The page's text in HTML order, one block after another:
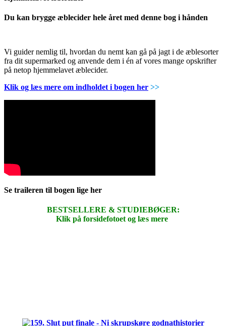
Du kan brygge æblecider hele året med denne bog i hånden
Vi guider nemlig til, hvordan du nemt kan gå på jagt i de æblesorter
fra dit supermarked og anvende dem i én af vores mange opskrifter
på netop hjemmelavet æblecider.
Klik og læs mere om indholdet i bogen her >>
Se traileren til bogen lige her
BESTSELLERE & STUDIEBØGER:
Klik på forsidefotoet og læs mere